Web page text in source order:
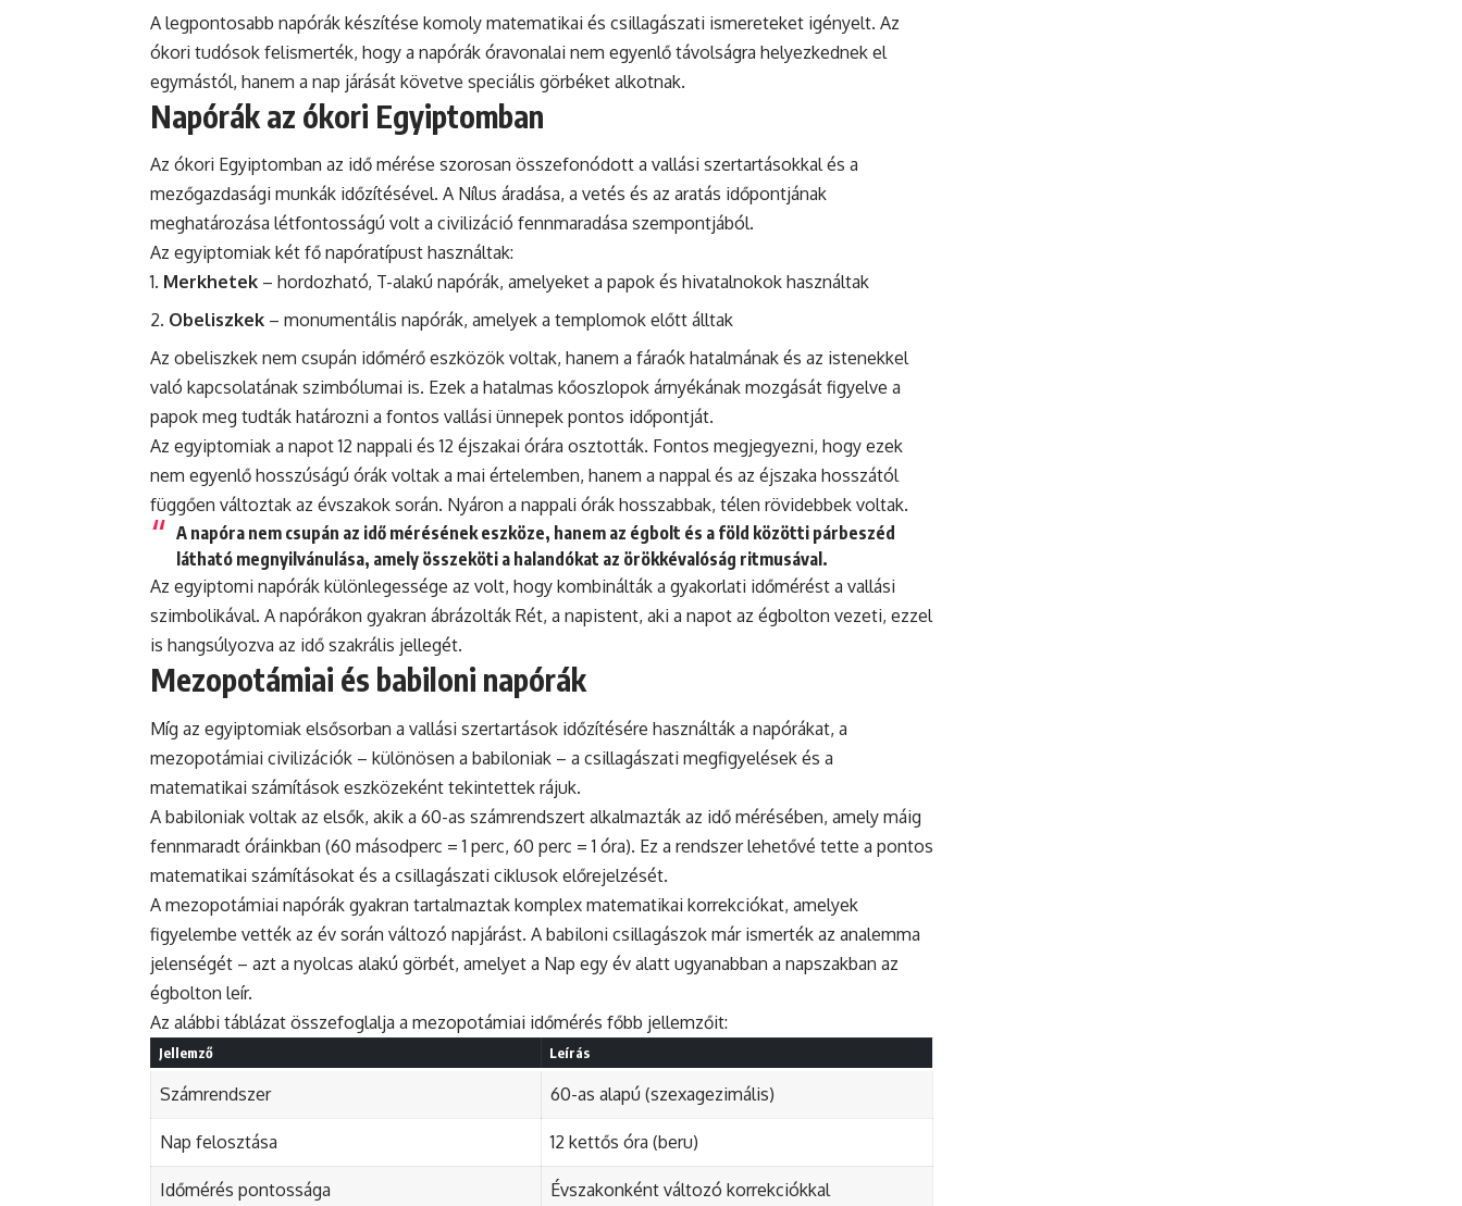
A legpontosabb napórák készítése komoly matematikai és csillagászati ismereteket igényelt. Az
ókori tudósok felismerték, hogy a napórák óravonalai nem egyenlő távolságra helyezkednek el
egymástól, hanem a nap járását követve speciális görbéket alkotnak.
Napórák az ókori Egyiptomban
Az ókori Egyiptomban az idő mérése szorosan összefonódott a vallási szertartásokkal és a
mezőgazdasági munkák időzítésével. A Nílus áradása, a vetés és az aratás időpontjának
meghatározása létfontosságú volt a civilizáció fennmaradása szempontjából.
Az egyiptomiak két fő napóratípust használtak:
Merkhetek – hordozható, T-alakú napórák, amelyeket a papok és hivatalnokok használtak
Obeliszkek – monumentális napórák, amelyek a templomok előtt álltak
Az obeliszkek nem csupán időmérő eszközök voltak, hanem a fáraók hatalmának és az istenekkel
való kapcsolatának szimbólumai is. Ezek a hatalmas kőoszlopok árnyékának mozgását figyelve a
papok meg tudták határozni a fontos vallási ünnepek pontos időpontját.
Az egyiptomiak a napot 12 nappali és 12 éjszakai órára osztották. Fontos megjegyezni, hogy ezek
nem egyenlő hosszúságú órák voltak a mai értelemben, hanem a nappal és az éjszaka hosszától
függően változtak az évszakok során. Nyáron a nappali órák hosszabbak, télen rövidebbek voltak.
A napóra nem csupán az idő mérésének eszköze, hanem az égbolt és a föld közötti párbeszéd
látható megnyilvánulása, amely összeköti a halandókat az örökkévalóság ritmusával.
Az egyiptomi napórák különlegessége az volt, hogy kombinálták a gyakorlati időmérést a vallási
szimbolikával. A napórákon gyakran ábrázolták Rét, a napistent, aki a napot az égbolton vezeti, ezzel
is hangsúlyozva az idő szakrális jellegét.
Mezopotámiai és babiloni napórák
Míg az egyiptomiak elsősorban a vallási szertartások időzítésére használták a napórákat, a
mezopotámiai civilizációk – különösen a babiloniak – a csillagászati megfigyelések és a
matematikai számítások eszközeként tekintettek rájuk.
A babiloniak voltak az elsők, akik a 60-as számrendszert alkalmazták az idő mérésében, amely máig
fennmaradt óráinkban (60 másodperc = 1 perc, 60 perc = 1 óra). Ez a rendszer lehetővé tette a pontos
matematikai számításokat és a csillagászati ciklusok előrejelzését.
A mezopotámiai napórák gyakran tartalmaztak komplex matematikai korrekciókat, amelyek
figyelembe vették az év során változó napjárást. A babiloni csillagászok már ismerték az analemma
jelenségét – azt a nyolcas alakú görbét, amelyet a Nap egy év alatt ugyanabban a napszakban az
égbolton leír.
Az alábbi táblázat összefoglalja a mezopotámiai időmérés főbb jellemzőit:
Jellemző Leírás
Számrendszer 60-as alapú (szexagezimális)
Nap felosztása 12 kettős óra (beru)
Időmérés pontossága Évszakonként változó korrekciókkal